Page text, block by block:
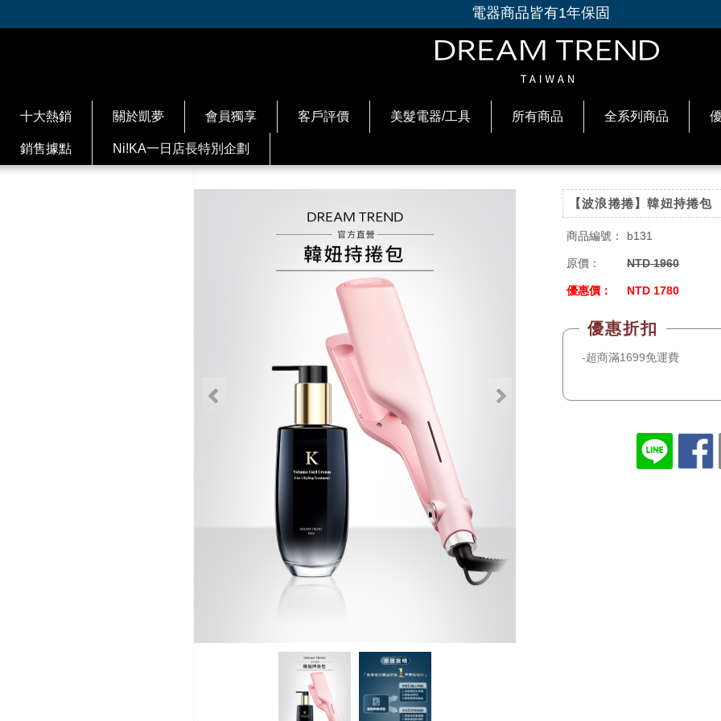
會員首購折 30 元｜加LINE再拿專屬禮+折50元
十大熱銷 關於凱夢 會員獨享 客戶評價 美髮電器/工具 所有商品 全系列商品
銷售據點 Ni!KA一日店長特別企劃
【波浪捲捲】韓妞持捲包
商品編號： b131
原價： NTD 1960
優惠價： NTD 1780
超商滿1699免運費